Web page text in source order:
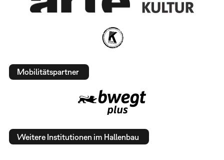
Mobilitätspartner
Weitere Institutionen im Hallenbau